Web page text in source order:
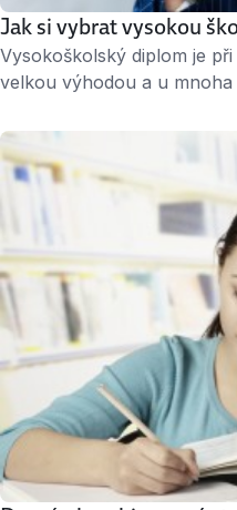
Jak si vybrat vysokou
Vysokoškolský diplom je
velkou výhodou a u
„jakýkoliv“ titul, už začíná
více přihlížejí k prestiži
využitelnosti oboru. Co
Bude mě studium bavit?